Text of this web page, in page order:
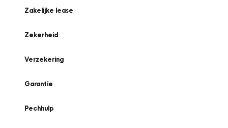
Zakelijke lease
Zekerheid
Verzekering
Garantie
Pechhulp